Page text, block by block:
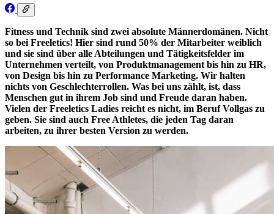
Fitness und Technik sind zwei absolute Männerdomänen. Nicht
so bei Freeletics! Hier sind rund 50% der Mitarbeiter weiblich
und sie sind über alle Abteilungen und Tätigkeitsfelder im
Unternehmen verteilt, von Produktmanagement bis hin zu HR,
von Design bis hin zu Performance Marketing. Wir halten
nichts von Geschlechterrollen. Was bei uns zählt, ist, dass
Menschen gut in ihrem Job sind und Freude daran haben.
Vielen der Freeletics Ladies reicht es nicht, im Beruf Vollgas zu
geben. Sie sind auch Free Athletes, die jeden Tag daran
arbeiten, zu ihrer besten Version zu werden.